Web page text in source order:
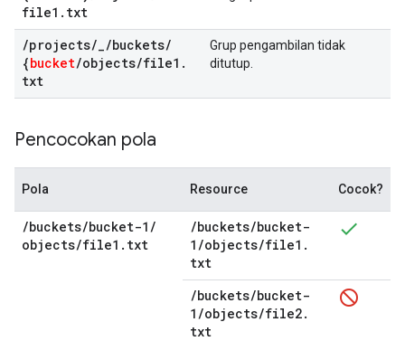
file1 . txt
/projects/_/buckets/
{bucket/objects/file1 .
txt
Grup pengambilan tidak
ditutup.
Pencocokan pola
Pola Resource Cocok?
/buckets/bucket-1 /
objects/file1 . txt
/buckets/bucket-
1 /objects/file1 .
txt
/buckets/bucket-
1 /objects/file2.
txt